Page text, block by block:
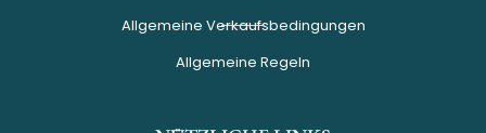
Allgemeine Verkaufsbedingungen
Allgemeine Regeln